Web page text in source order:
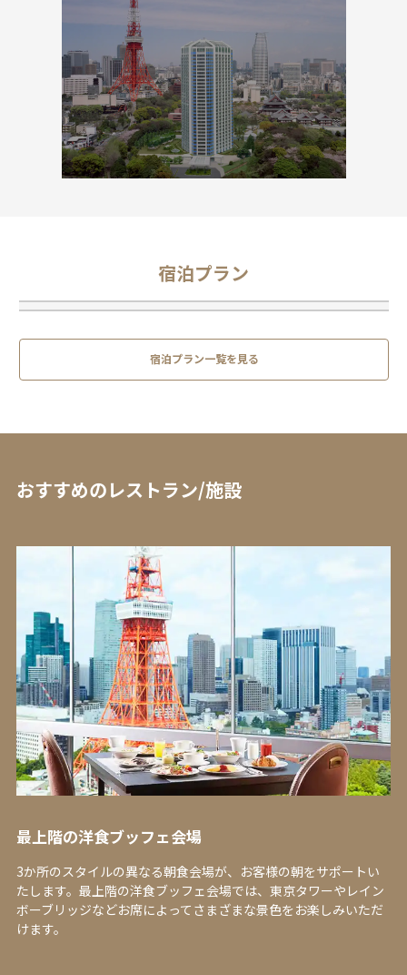
宿泊プラン
宿泊プラン一覧を見る
おすすめのレストラン/施設
最上階の洋食ブッフェ会場
3か所のスタイルの異なる朝食会場が、お客様の朝をサポートい
たします。最上階の洋食ブッフェ会場では、東京タワーやレイン
ボーブリッジなどお席によってさまざまな景色をお楽しみいただ
けます。